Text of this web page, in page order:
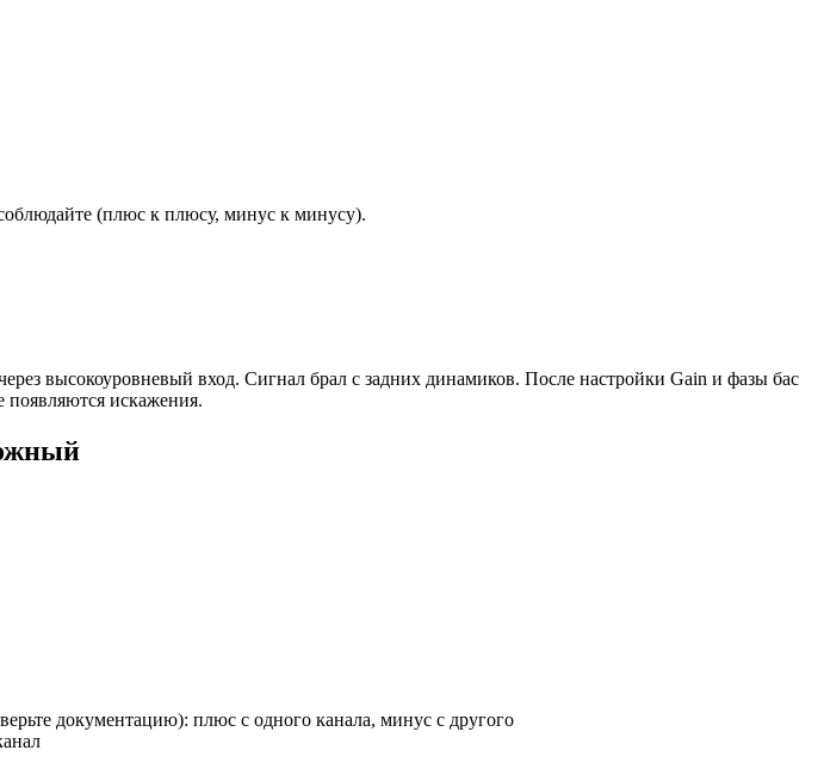
(плюс к плюсу, минус к минусу).
высокоуровневый вход. Сигнал брал с задних динамиков. После настройки Gain и фазы бас
искажения.
документацию): плюс с одного канала, минус с другого